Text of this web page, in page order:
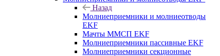
Назад
Молниеприемники и молниеотводы
EKF
Мачты ММСП EKF
Молниеприемники пассивные EKF
Молниеприемники секционные